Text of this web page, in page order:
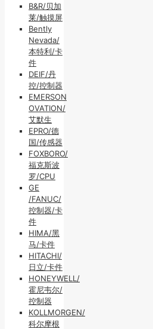
B&R/贝加
莱/触摸屏
Bently
Nevada/
本特利/卡
件
DEIF/丹
控/控制器
EMERSON
OVATION/
艾默生
EPRO/德
国/传感器
FOXBORO/
福克斯波
罗/CPU
GE
/FANUC/
控制器/卡
件
HIMA/黑
马/卡件
HITACHI/
日立/卡件
HONEYWELL/
霍尼韦尔/
控制器
KOLLMORGEN/
科尔摩根